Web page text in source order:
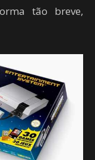
tão breve,